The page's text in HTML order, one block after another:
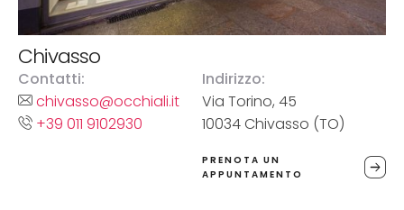
Chivasso
Indirizzo:
Via Torino, 45
10034 Chivasso (TO)
PRENOTA UN
APPUNTAMENTO
Contatti:
chivasso@occhiali.it
+39 011 9102930